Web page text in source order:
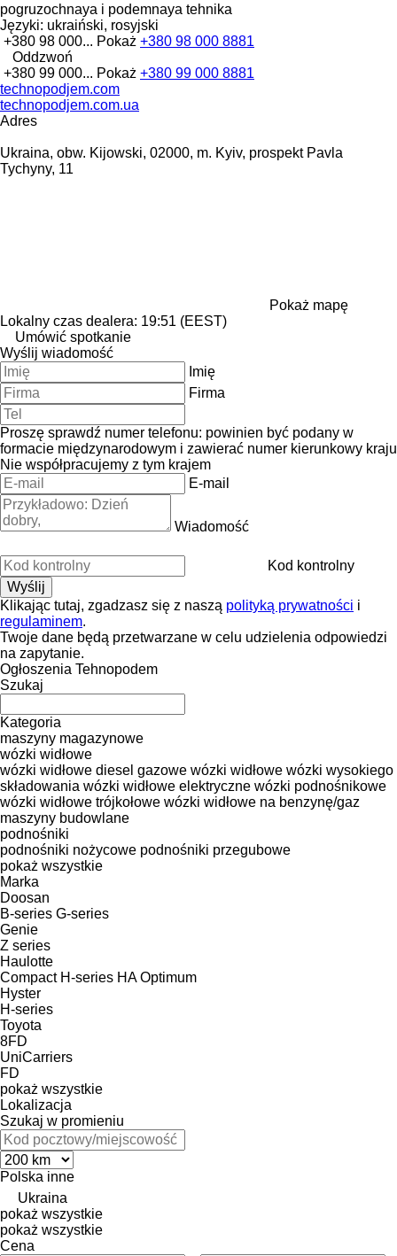
pogruzochnaya i podemnaya tehnika
Języki: ukraiński, rosyjski
+380 98 000... Pokaż +380 98 000 8881
Oddzwoń
+380 99 000... Pokaż +380 99 000 8881
technopodjem.com
technopodjem.com.ua
Adres
Ukraina, obw. Kijowski, 02000, m. Kyiv, prospekt Pavla
Tychyny, 11
Pokaż mapę
Lokalny czas dealera: 19:51 (EEST)
Umówić spotkanie
Wyślij wiadomość
Imię
Firma
Proszę sprawdź numer telefonu: powinien być podany w
formacie międzynarodowym i zawierać numer kierunkowy kraju
Nie współpracujemy z tym krajem
E-mail
Wiadomość
Kod kontrolny
Klikając tutaj, zgadzasz się z naszą polityką prywatności i
regulaminem.
Twoje dane będą przetwarzane w celu udzielenia odpowiedzi
na zapytanie.
Ogłoszenia Tehnopodem
Szukaj
Kategoria
maszyny magazynowe
wózki widłowe
wózki widłowe diesel gazowe wózki widłowe wózki wysokiego
składowania wózki widłowe elektryczne wózki podnośnikowe
wózki widłowe trójkołowe wózki widłowe na benzynę/gaz
maszyny budowlane
podnośniki
podnośniki nożycowe podnośniki przegubowe
pokaż wszystkie
Marka
Doosan
B-series G-series
Genie
Z series
Haulotte
Compact H-series HA Optimum
Hyster
H-series
Toyota
8FD
UniCarriers
FD
pokaż wszystkie
Lokalizacja
Szukaj w promieniu
Polska inne
Ukraina
pokaż wszystkie
pokaż wszystkie
Cena